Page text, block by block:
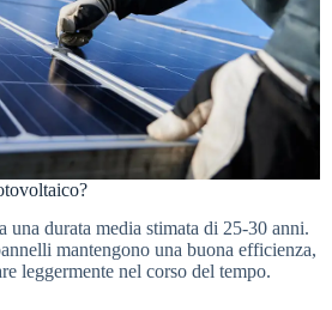
durata media stimata di 25-30 anni.
mantengono una buona efficienza,
leggermente nel corso del tempo.